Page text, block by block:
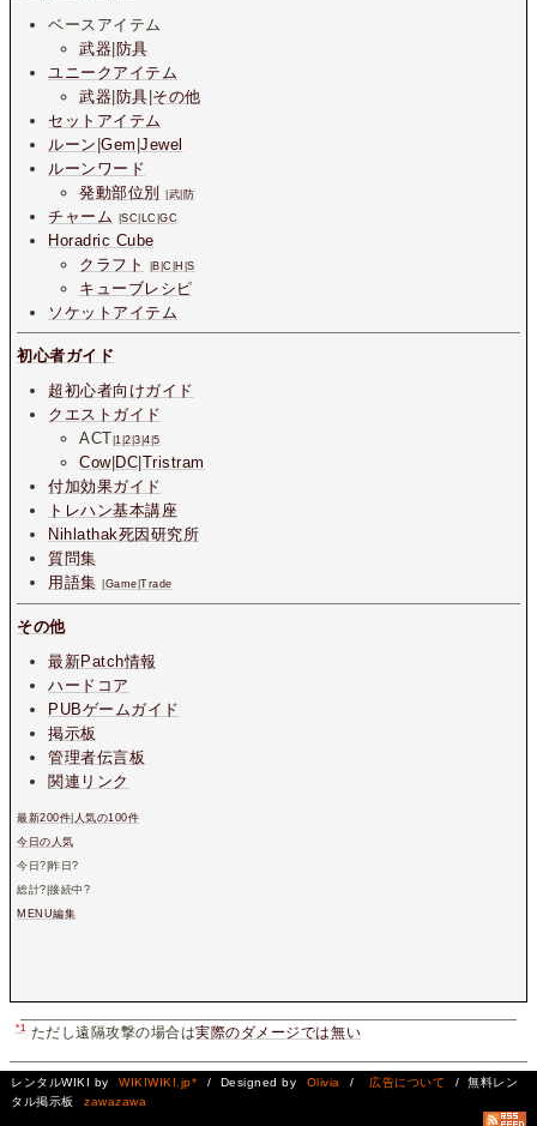
ベースアイテム
武器|防具
ユニークアイテム
武器|防具|その他
セットアイテム
ルーン |Gem |Jewel
ルーンワード
発動部位別
武 防
チャーム |SC LC |GC
Horadric Cube
クラフト
B |C H |S
キューブレシピ
ソケットアイテム
初心者ガイド
超初心者向けガイド
クエストガイド
ACT |1 |2 |3 |4 |5
Cow| DC Tristram
付加効果ガイド
トレハン基本講座
Nihlathak死因研究所
質問集
用語集
Game |Trade
その他
最新Patch情報
ハードコア
PUBゲームガイド
掲示板
管理者伝言板
関連リンク
最新200件 人気の100件
今日の人気
今日? |昨日?
総計? |接続中 ?
MENU編集
*1 ただし遠隔攻撃の場合は実際のダメージでは無い
レンタルWIKI by WIKIWIKI.jp* / Designed by Olivia / 広告について
/ 無料レン
タル掲示板
zawazawa